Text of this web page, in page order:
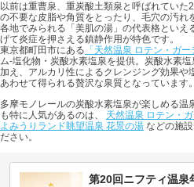
以前は重曹泉、重炭酸土類泉と呼ばれてい
の不要な皮脂や角質をとったり、毛穴の汚れ
各地でみられる「美肌の湯」の代表格といえ
げて炎症を押さえる鎮静作用が特色です。
東京都町田市にある 「天然温泉 ロテン・ガー
ム-塩化物・炭酸水素塩泉を提供。炭酸水素
加え、アルカリ性によるクレンジング効果や
あわせて得られる贅沢な泉質となっています。
多摩モノレールの炭酸水素塩泉が楽しめる
も特に人気があるのは、 天然温泉 ロテン・
よみうりランド眺望温泉 花景の湯 などの施
ださい。
第20回ニフティ温泉